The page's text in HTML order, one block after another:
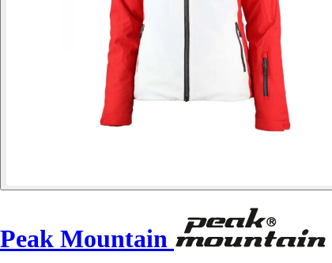
Peak Mountain